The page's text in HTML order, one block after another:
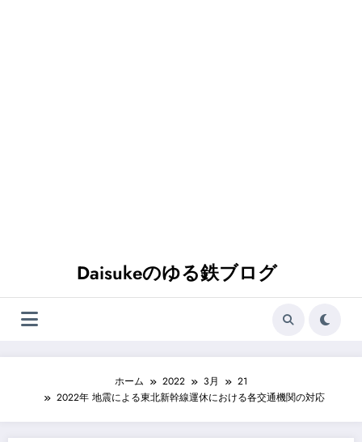
Daisukeのゆる鉄ブログ
ホーム 2022 3月
21
2022年 地震による東北新幹線運休における各交通機関の対応